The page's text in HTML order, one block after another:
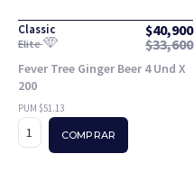
Classic $40,900
Elite $33,600
Fever Tree Ginger Beer 4 Und X
200
PUM $51.13
COMPRAR